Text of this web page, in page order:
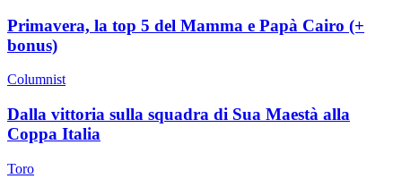
Primavera, la top 5 del Mamma e Papà Cairo (+
bonus)
Columnist
Dalla vittoria sulla squadra di Sua Maestà alla
Coppa Italia
Toro